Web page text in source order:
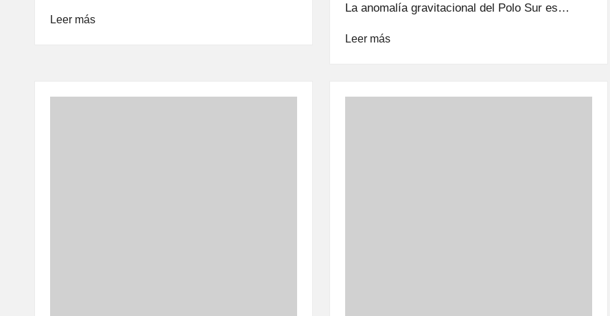
Leer más
La anomalía gravitacional del Polo Sur es…
Leer más